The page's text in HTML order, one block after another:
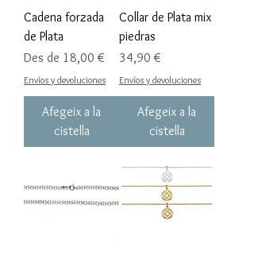
Cadena forzada
de Plata
Des de 18,00 €
Preu d'oferta
Envíos y devoluciones
Afegeix a la
cistella
Collar de Plata mix
piedras
Preu
34,90 €
Envíos y devoluciones
Afegeix a la
cistella